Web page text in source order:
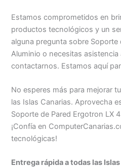
Estamos comprometidos en
productos tecnológicos y un
alguna pregunta sobre Soporte
Aluminio o necesitas
contactarnos. Estamos aquí
No esperes más para mejorar
las Islas Canarias. Aprovecha
Soporte de Pared Ergotron LX
¡Confía en
tecnológicas!
Entrega rápida a todas las